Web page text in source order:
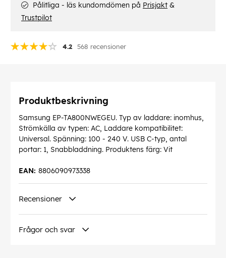
4.2 568 recensioner
Pålitliga - läs kundomdömen på Prisjakt &
Trustpilot
Produktbeskrivning
Samsung EP-TA800NWEGEU. Typ av laddare: inomhus,
Strömkälla av typen: AC, Laddare kompatibilitet:
Universal. Spänning: 100 - 240 V. USB C-typ, antal
portar: 1, Snabbladdning. Produktens färg: Vit
8806090973338
EAN:
Recensioner
Frågor och svar